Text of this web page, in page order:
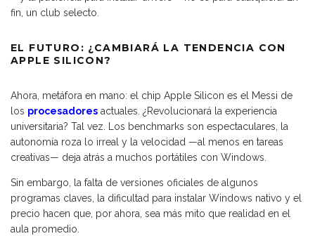
fin, un club selecto.
EL FUTURO: ¿CAMBIARÁ LA TENDENCIA CON
APPLE SILICON?
Ahora, metáfora en mano: el chip Apple Silicon es el Messi de
los procesadores actuales. ¿Revolucionará la experiencia
universitaria? Tal vez. Los benchmarks son espectaculares, la
autonomía roza lo irreal y la velocidad —al menos en tareas
creativas— deja atrás a muchos portátiles con Windows.
Sin embargo, la falta de versiones oficiales de algunos
programas claves, la dificultad para instalar Windows nativo y el
precio hacen que, por ahora, sea más mito que realidad en el
aula promedio.